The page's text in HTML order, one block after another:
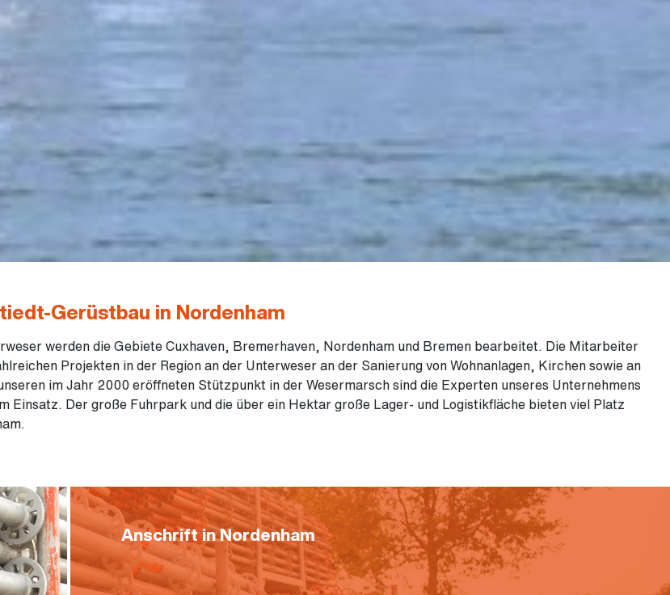
Gerüstbau in Nordenham
werden die Gebiete Cuxhaven, Bremerhaven, Nordenham und Bremen bearbeitet. Die Mitarbeiter
Projekten in der Region an der Unterweser an der Sanierung von Wohnanlagen, Kirchen sowie an
im Jahr 2000 eröffneten Stützpunkt in der Wesermarsch sind die Experten unseres Unternehmens
Einsatz. Der große Fuhrpark und die über ein Hektar große Lager- und Logistikfläche bieten viel Platz
Anschrift in Nordenham